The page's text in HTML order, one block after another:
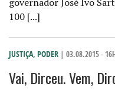
100 [...]
JUSTIÇA, PODER | 03.08.2015 -
Vai, Dirceu. Vem,